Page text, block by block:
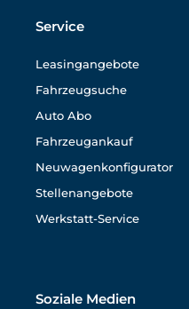
Service
Leasingangebote
Fahrzeugsuche
Auto Abo
Fahrzeugankauf
Neuwagenkonfigurator
Stellenangebote
Werkstatt-Service
Soziale Medien